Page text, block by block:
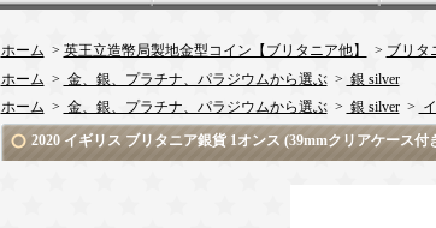
ホーム > 英王立造幣局製地金型コイン【ブリタニア他】 > ブリタ
ホーム > 金、銀、プラチナ、パラジウムから選ぶ> 銀 silver
ホーム > 金、銀、プラチナ、パラジウムから選ぶ> 銀 silver>
2020 イギリス ブリタニア銀貨 1オンス (39mmクリアケース付